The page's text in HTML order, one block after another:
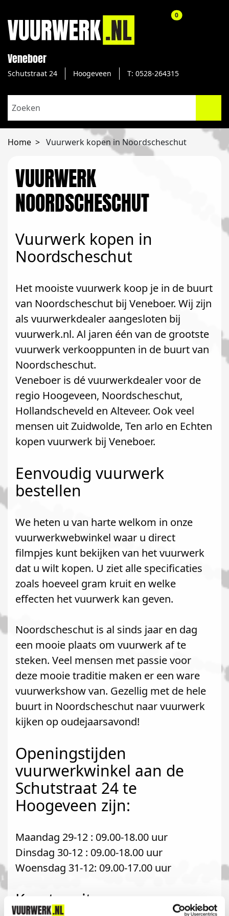
Veneboer
Schutstraat 24 Hoogeveen T: 0528-264315
0aantal
Home Vuurwerk kopen in Noordscheschut
VUURWERK
NOORDSCHESCHUT
Vuurwerk kopen in
Noordscheschut
Het mooiste vuurwerk koop je in de buurt
van Noordscheschut bij Veneboer. Wij zijn
als vuurwerkdealer aangesloten bij
vuurwerk.nl. Al jaren één van de grootste
vuurwerk verkooppunten in de buurt van
Noordscheschut.
Veneboer is dé vuurwerkdealer voor de
regio Hoogeveen, Noordscheschut,
Hollandscheveld en Alteveer. Ook veel
mensen uit Zuidwolde, Ten arlo en Echten
kopen vuurwerk bij Veneboer.
Eenvoudig vuurwerk
bestellen
We heten u van harte welkom in onze
vuurwerkwebwinkel waar u direct
filmpjes kunt bekijken van het vuurwerk
dat u wilt kopen. U ziet alle specificaties
zoals hoeveel gram kruit en welke
effecten het vuurwerk kan geven.
Noordscheschut is al sinds jaar en dag
een mooie plaats om vuurwerk af te
steken. Veel mensen met passie voor
deze mooie traditie maken er een ware
vuurwerkshow van. Gezellig met de hele
buurt in Noordscheschut naar vuurwerk
kijken op oudejaarsavond!
Openingstijden
vuurwerkwinkel aan de
Schutstraat 24 te
Hoogeveen zijn:
Maandag 29-12 : 09.00-18.00 uur
Dinsdag 30-12 : 09.00-18.00 uur
Woensdag 31-12: 09.00-17.00 uur
Komt u uit